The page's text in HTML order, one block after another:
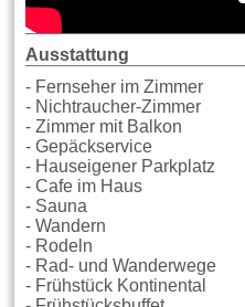
Ausstattung
- Fernseher im Zimmer
- Nichtraucher-Zimmer
- Zimmer mit Balkon
- Gepäckservice
- Hauseigener Parkplatz
- Cafe im Haus
- Sauna
- Wandern
- Rodeln
- Rad- und Wanderwege
- Frühstück Kontinental